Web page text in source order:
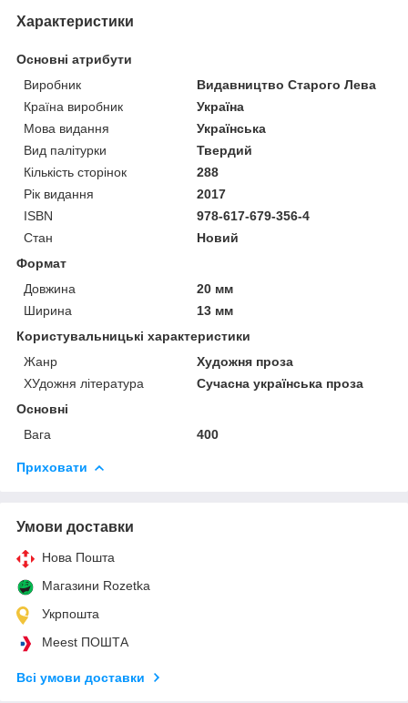
Характеристики
Основні атрибути
Виробник
Видавництво Старого Лева
Країна виробник
Україна
Мова видання
Українська
Вид палітурки
Твердий
Кількість сторінок
288
Рік видання
2017
ISBN
978-617-679-356-4
Стан
Новий
Формат
Довжина
20 мм
Ширина
13 мм
Користувальницькі характеристики
Жанр
Художня проза
ХУдожня література
Сучасна українська проза
Основні
Вага
400
Приховати
Умови доставки
Нова Пошта
Магазини Rozetka
Укрпошта
Meest ПОШТА
Всі умови доставки